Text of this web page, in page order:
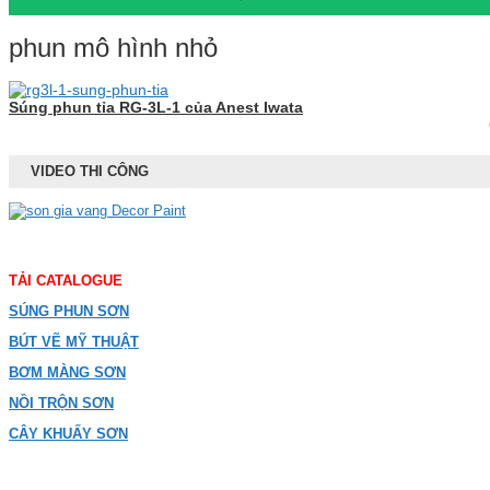
phun mô hình nhỏ
Súng phun tỉa RG-3L-1 của Anest Iwata
VIDEO THI CÔNG
TẢI CATALOGUE
SÚNG PHUN SƠN
BÚT VẼ MỸ THUẬT
BƠM MÀNG SƠN
NỒI TRỘN SƠN
CÂY KHUẤY SƠN